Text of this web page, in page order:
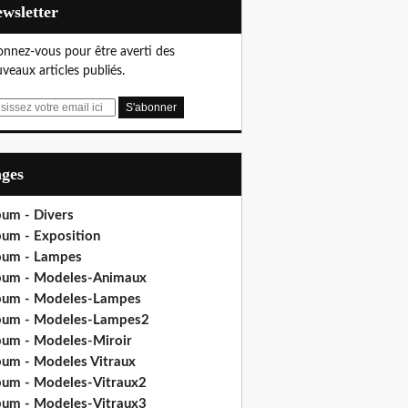
vous pour être averti des
articles publiés.
- Divers
- Exposition
- Lampes
- Modeles-Animaux
- Modeles-Lampes
- Modeles-Lampes2
- Modeles-Miroir
- Modeles Vitraux
- Modeles-Vitraux2
- Modeles-Vitraux3